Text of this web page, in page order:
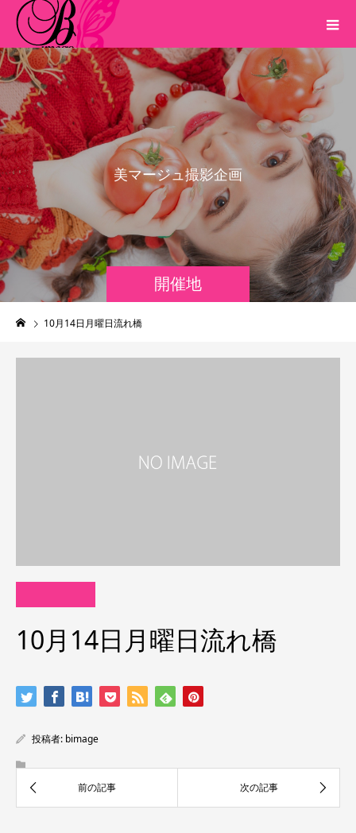
開催地
美マージュ撮影企画
10月14日月曜日流れ橋
10月14日月曜日流れ橋
投稿者: bimage